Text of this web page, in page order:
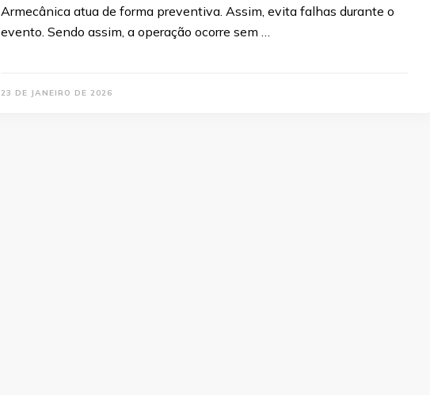
Armecânica atua de forma preventiva. Assim, evita falhas durante o
evento. Sendo assim, a operação ocorre sem …
23 DE JANEIRO DE 2026